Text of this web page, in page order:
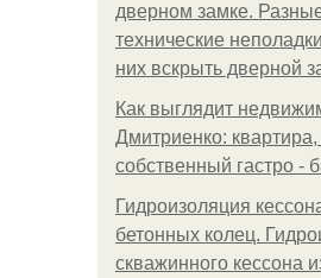
дверном замке.
технические
них вскрыть дверной
Как выглядит
Дмитриенко:
собственный гастро -
Гидроизоляция
бетонных колец.
скважинного кессона